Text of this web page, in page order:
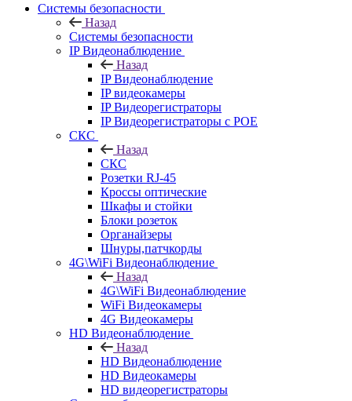
Системы безопасности
Назад
Системы безопасности
IP Видеонаблюдение
Назад
IP Видеонаблюдение
IP видеокамеры
IP Видеорегистраторы
IP Видеорегистраторы с POE
СКС
Назад
СКС
Розетки RJ-45
Кроссы оптические
Шкафы и стойки
Блоки розеток
Органайзеры
Шнуры,патчкорды
4G\WiFi Видеонаблюдение
Назад
4G\WiFi Видеонаблюдение
WiFi Видеокамеры
4G Видеокамеры
HD Видеонаблюдение
Назад
HD Видеонаблюдение
HD Видеокамеры
HD видеорегистраторы